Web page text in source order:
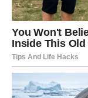
Bik
Bikovi danas
ste pokušavali da
ne može da ćuti.
trenutak da